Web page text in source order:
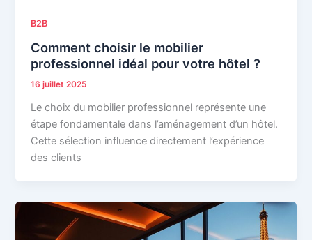
B2B
Comment choisir le mobilier
professionnel idéal pour votre hôtel ?
16 juillet 2025
Le choix du mobilier professionnel représente une
étape fondamentale dans l’aménagement d’un hôtel.
Cette sélection influence directement l’expérience
des clients